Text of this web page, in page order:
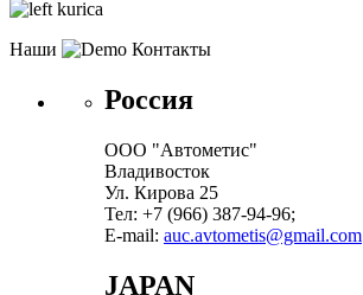
Наши Контакты
Россия
ООО "Автометис"
Владивосток
Ул. Кирова 25
Тел: +7 (966) 387-94-96;
E-mail: auc.avtometis@gmail.com
JAPAN